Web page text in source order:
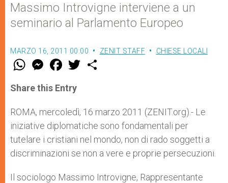
Massimo Introvigne interviene a un
seminario al Parlamento Europeo
MARZO 16, 2011 00:00 ZENIT STAFF CHIESE LOCALI
W
t
s
p
p
M
e
s
e
g
e
r
F
a
e
b
o
k
w
r
Share this Entry
ROMA, mercoledì, 16 marzo 2011 (ZENIT.org).- Le
iniziative diplomatiche sono fondamentali per
tutelare i cristiani nel mondo, non di rado soggetti a
discriminazioni se non a vere e proprie persecuzioni.
Il sociologo Massimo Introvigne, Rappresentante